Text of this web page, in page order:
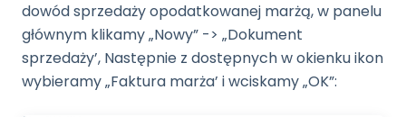
dowód sprzedaży opodatkowanej marżą, w panelu
głównym klikamy „Nowy” -> „Dokument
sprzedaży’, Następnie z dostępnych w okienku ikon
wybieramy „Faktura marża’ i wciskamy „OK”: